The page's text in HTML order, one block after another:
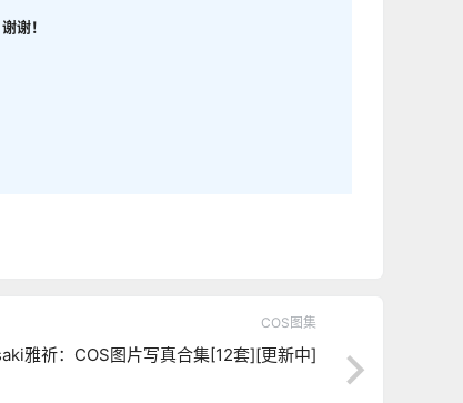
谢！
COS图集
雅祈：COS图片写真合集[12套][更新中]